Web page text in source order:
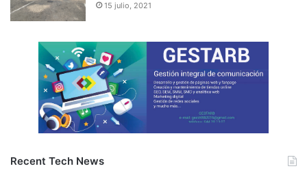
15 julio, 2021
Recent Tech News